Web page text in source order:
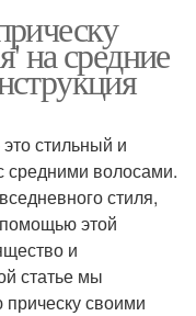
на средние
стильный и
средними волосами.
стиля,
этой
и
статье мы
прическу своими